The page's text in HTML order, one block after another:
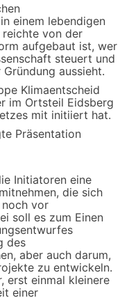
einem lebendigen
von der
aufgebaut ist, wer
steuert und
aussieht.
Klimaentscheid
im Ortsteil Eidsberg
mit initiiert hat.
Präsentation
Initiatoren eine
die sich
vor
soll es zum Einen
des
aber auch darum,
zu entwickeln.
erst einmal kleinere
einer